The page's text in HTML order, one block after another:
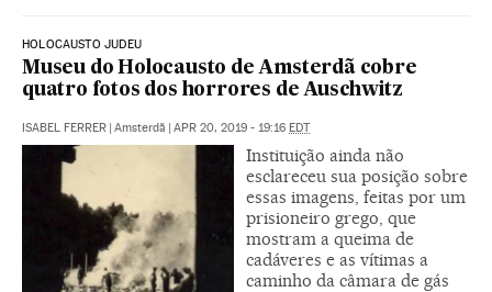
HOLOCAUSTO JUDEU
Museu do Holocausto de Amsterdã cobre
quatro fotos dos horrores de Auschwitz
ISABEL FERRER | Amsterdã | APR 20, 2019 - 19:16 EDT
Instituição ainda não
esclareceu sua posição sobre
essas imagens, feitas por um
prisioneiro grego, que
mostram a queima de
cadáveres e as vítimas a
caminho da câmara de gás